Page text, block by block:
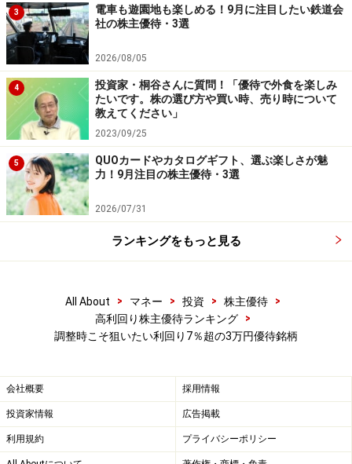
【編集部からのお知らせ】
・「家計」について、アンケート（2026/8/31まで）
中です！
※抽選で20名にAmazonギフト券1000円分プレゼント
※謝礼付きの限定アンケートやモニター企画に参加が可能に
なります
3
電車も遊園地も楽しめる！9月に注目したい鉄道会
社の株主優待・3選
2026/08/05
4
投資家・桐谷さんに質問！「優待で外食を楽しみ
たいです。株の選び方や買い時、売り時について
教えてください」
2023/09/25
5
QUOカードやカタログギフト、選ぶ楽しさが魅
力！9月注目の株主優待・3選
2026/07/31
ランキングをもっと見る
All About > マネー > 投資 > 株主優待
>
高利回り株主優待ランキング
>
調整時こそ狙いたい利回り7％超の3万円優待銘柄
会社概要 採用情報
投資家情報 広告掲載
利用規約 プライバシーポリシー